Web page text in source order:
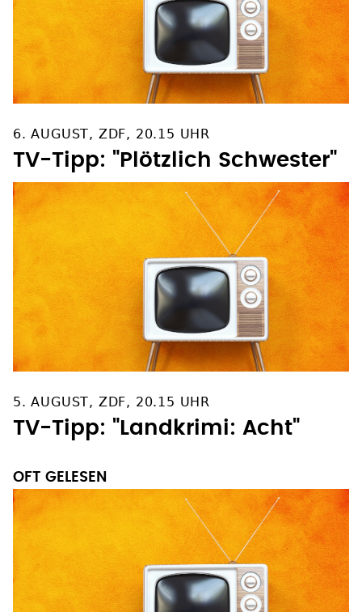
6. AUGUST, ZDF, 20.15 UHR
TV-Tipp: "Plötzlich Schwester"
5. AUGUST, ZDF, 20.15 UHR
TV-Tipp: "Landkrimi: Acht"
OFT GELESEN